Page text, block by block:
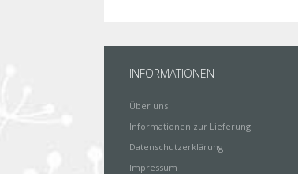
INFORMATIONEN
Über uns
Informationen zur Lieferung
Datenschutzerklärung
Impressum